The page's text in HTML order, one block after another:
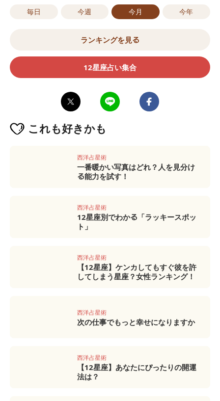
毎日 今週 今月 今年
ランキングを見る
12星座占い集合
これも好きかも
西洋占星術
一番暖かい写真はどれ？人を見分け
る能力を試す！
西洋占星術
12星座別でわかる「ラッキースポッ
ト」
西洋占星術
【12星座】ケンカしてもすぐ彼を許
してしまう星座？女性ランキング！
西洋占星術
次の仕事でもっと幸せになりますか
西洋占星術
【12星座】あなたにぴったりの開運
法は？